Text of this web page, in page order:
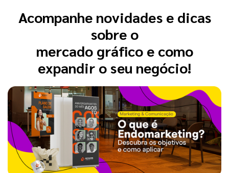
Acompanhe novidades e dicas
sobre o
mercado gráfico e como
expandir o seu negócio!